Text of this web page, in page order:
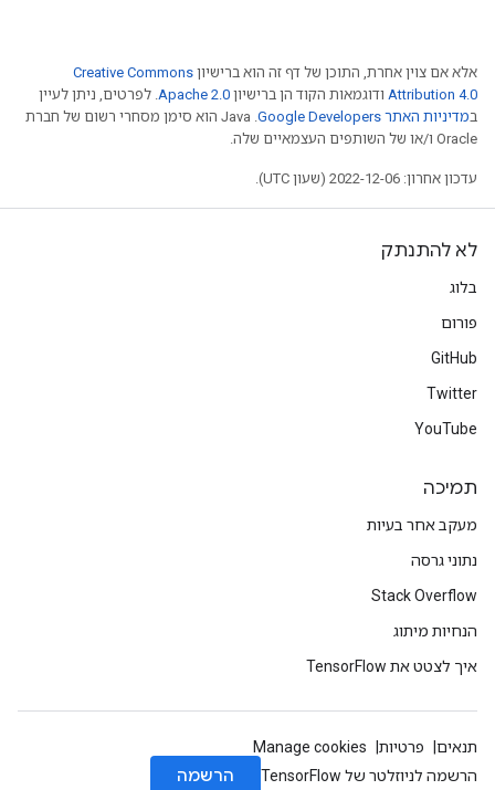
אלא אם צוין אחרת, התוכן של דף זה הוא ברישיון Creative Commons
Attribution 4.0 ודוגמאות הקוד הן ברישיון Apache 2.0. לפרטים, ניתן לעיין
במדיניות האתר Google Developers‏
.‏ Java הוא סימן מסחרי רשום של חברת
Oracle ו/או של השותפים העצמאיים שלה.
עדכון אחרון: 2022-12-06 (שעון UTC).
לא להתנתק
בלוג
פורום
GitHub
Twitter
YouTube
תמיכה
מעקב אחר בעיות
נתוני גרסה
Stack Overflow
הנחיות מיתוג
איך לצטט את TensorFlow
תנאים פרטיות
Manage cookies
הרשמה לניוזלטר של TensorFlow
הרשמה